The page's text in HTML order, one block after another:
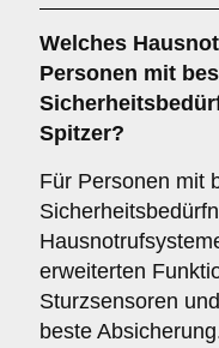
Welches
Personen mit
Spitzer?
Für Personen mit
erweiterten
Sturzsensoren
beste